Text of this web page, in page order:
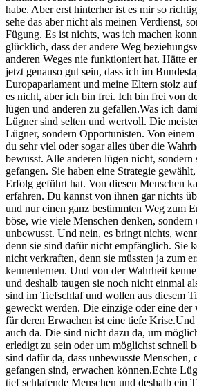
habe. Aber erst hinterher ist es mir so
sehe das aber nicht als meinen Verdienst,
Fügung. Es ist nichts, was ich machen
glücklich, dass der andere Weg
anderen Weges nie funktioniert hat. Hätte
jetzt genauso gut sein, dass ich im
Europaparlament und meine Eltern stolz
es nicht, aber ich bin frei. Ich bin frei von
lügen und anderen zu gefallen.Was ich
Lügner sind selten und wertvoll. Die
Lügner, sondern Opportunisten. Von
du sehr viel oder sogar alles über die
bewusst. Alle anderen lügen nicht,
gefangen. Sie haben eine Strategie
Erfolg geführt hat. Von diesen Menschen
erfahren. Du kannst von ihnen gar nichts
und nur einen ganz bestimmten Weg zum
böse, wie viele Menschen denken, sondern
unbewusst. Und nein, es bringt nichts,
denn sie sind dafür nicht empfänglich. Sie
nicht verkraften, denn sie müssten ja zum
kennenlernen. Und von der Wahrheit
und deshalb taugen sie noch nicht einmal
sind im Tiefschlaf und wollen aus diesem
geweckt werden. Die einzige oder eine
für deren Erwachen ist eine tiefe
auch da. Die sind nicht dazu da, um
erledigt zu sein oder um möglichst schnell
sind dafür da, dass unbewusste Menschen,
gefangen sind, erwachen können.Echte
tief schlafende Menschen und deshalb ein